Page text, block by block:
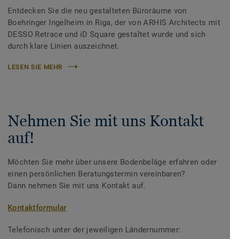
Entdecken Sie die neu gestalteten Büroräume von
Boehringer Ingelheim in Riga, der von ARHIS Architects mit
DESSO Retrace und iD Square gestaltet wurde und sich
durch klare Linien auszeichnet.
LESEN SIE MEHR
Nehmen Sie mit uns Kontakt
auf!
Möchten Sie mehr über unsere Bodenbeläge erfahren oder
einen persönlichen Beratungstermin vereinbaren?
Dann nehmen Sie mit uns Kontakt auf.
Kontaktformular
Telefonisch unter der jeweiligen Ländernummer: